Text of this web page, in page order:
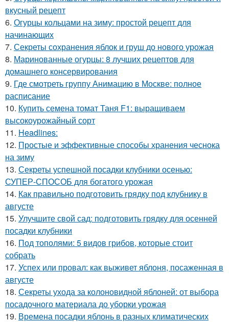
вкусный рецепт
6. Огурцы кольцами на зиму: простой рецепт для
начинающих
7. Секреты сохранения яблок и груш до нового урожая
8. Маринованные огурцы: 8 лучших рецептов для
домашнего консервирования
9. Где смотреть группу Анимацию в Москве: полное
расписание
10. Купить семена томат Таня F1: выращиваем
высокоурожайный сорт
11. Headlines:
12. Простые и эффективные способы хранения чеснока
на зиму
13. Секреты успешной посадки клубники осенью:
СУПЕР-СПОСОБ для богатого урожая
14. Как правильно подготовить грядку под клубнику в
августе
15. Улучшите свой сад: подготовить грядку для осенней
посадки клубники
16. Под тополями: 5 видов грибов, которые стоит
собрать
17. Успех или провал: как выживет яблоня, посаженная в
августе
18. Секреты ухода за колоновидной яблоней: от выбора
посадочного материала до уборки урожая
19. Времена посадки яблонь в разных климатических